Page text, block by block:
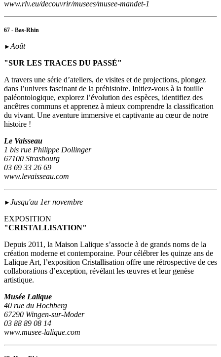
www.rlv.eu/decouvrir/musees/musee-mandet-1
67 - Bas-Rhin
►Août
"SUR LES TRACES DU PASSÉ"
A travers une série d’ateliers, de visites et de projections, plongez
dans l’univers fascinant de la préhistoire. Initiez-vous à la fouille
paléontologique, explorez l’évolution des espèces, identifiez des
ancêtres communs et apprenez à mieux comprendre la classification
du vivant. Une aventure immersive et captivante au cœur de notre
histoire !
Le Vaisseau
1 bis rue Philippe Dollinger
67100 Strasbourg
03 69 33 26 69
www.levaisseau.com
► Jusqu'au 1er novembre
EXPOSITION
"CRISTALLISATION"
Depuis 2011, la Maison Lalique s’associe à de grands noms de la
création moderne et contemporaine. Pour célébrer les quinze ans de
Lalique Art, l’exposition Cristallisation offre une rétrospective de ces
collaborations d’exception, révélant les œuvres et leur genèse
artistique.
Musée Lalique
40 rue du Hochberg
67290 Wingen-sur-Moder
03 88 89 08 14
www.musee-lalique.com